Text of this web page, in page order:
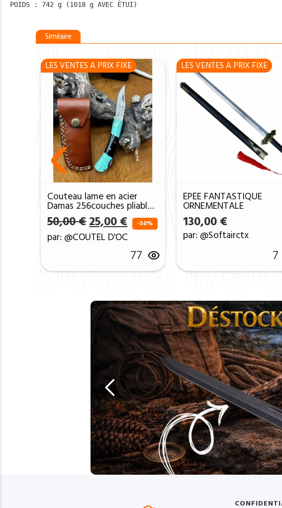
POIDS : 742 g (1018 g AVEC ÉTUI)
Similaire
LES VENTES A PRIX FIXE
Couteau lame en acier
Damas 256couches pliable
avec etui_ ref cp28
50,00€Le prix initial était : 50,00 €.
25,00€ Le prix actuel est : 25,00 €.
-50%
par: @COUTEL D'OC
77
LES VENTES A PRIX FIXE
ÉPÉE FANTASTIQUE
ORNEMENTALE
130,00 €
par: @Softairctx
7